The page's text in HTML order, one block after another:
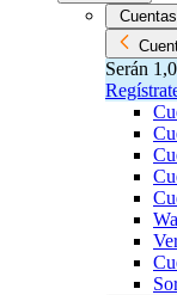
Cuentas
Serán